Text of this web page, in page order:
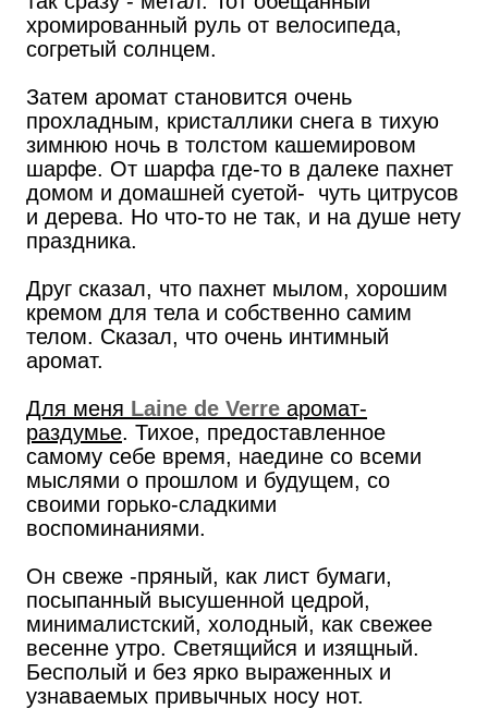
хромированный руль от велосипеда,
согретый солнцем.
Затем аромат становится очень
прохладным, кристаллики снега в тихую
зимнюю ночь в толстом кашемировом
шарфе. От шарфа где-то в далеке пахнет
домом и домашней суетой- чуть цитрусов
и дерева. Но что-то не так, и на душе нету
праздника.
Друг сказал, что пахнет мылом, хорошим
кремом для тела и собственно самим
телом. Сказал, что очень интимный
аромат.
Для меня Laine de Verre аромат-
раздумье. Тихое, предоставленное
самому себе время, наедине со всеми
мыслями о прошлом и будущем, со
своими горько-сладкими
воспоминаниями.
Он свеже -пряный, как лист бумаги,
посыпанный высушенной цедрой,
минималистский, холодный, как свежее
весенне утро. Светящийся и изящный.
Бесполый и без ярко выраженных и
узнаваемых привычных носу нот.